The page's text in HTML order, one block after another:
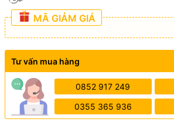
MÃ GIẢM GIÁ
Tư vấn mua hàng
0852 917 249
0355 365 936